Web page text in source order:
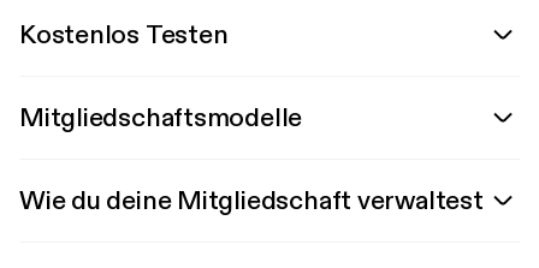
Kostenlos Testen
Mitgliedschaftsmodelle
Wie du deine Mitgliedschaft verwaltest